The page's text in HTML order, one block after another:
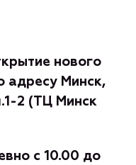
нового
адресу Минск,
2 (ТЦ Минск
с 10.00 до